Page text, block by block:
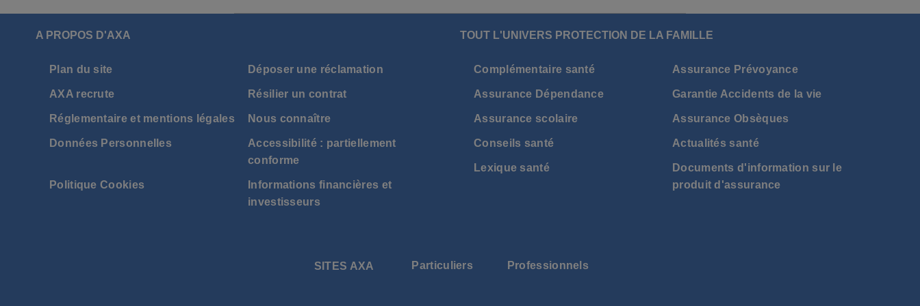
A PROPOS D'AXA
Plan du site Déposer une réclamation
AXA recrute Résilier un contrat
Réglementaire et mentions légales Nous connaître
Données Personnelles
Accessibilité : partiellement
conforme
Politique Cookies
Informations financières et
investisseurs
TOUT L'UNIVERS PROTECTION DE LA FAMILLE
Complémentaire santé Assurance Prévoyance
Assurance Dépendance Garantie Accidents de la vie
Assurance scolaire Assurance Obsèques
Conseils santé Actualités santé
Lexique santé
Documents d'information sur le
produit d'assurance
SITES AXA Particuliers Professionnels